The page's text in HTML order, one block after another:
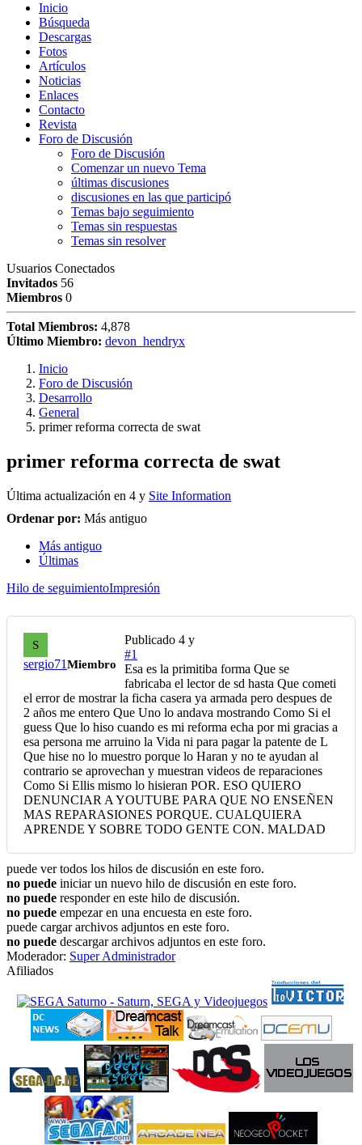
Inicio
Búsqueda
Descargas
Fotos
Artículos
Noticias
Enlaces
Contacto
Revista
Foro de Discusión
Foro de Discusión
Comenzar un nuevo Tema
últimas discusiones
discusiones en las que participó
Temas bajo seguimiento
Temas sin respuestas
Temas sin resolver
Usuarios Conectados
Invitados 56
Miembros 0
Total Miembros: 4,878
Último Miembro: devon_hendryx
Inicio
Foro de Discusión
Desarrollo
General
primer reforma correcta de swat
primer reforma correcta de swat
Última actualización en 4 y Site Information
Ordenar por: Más antiguo
Más antiguo
Últimas
Hilo de seguimientoImpresión
S
sergio71Miembro
Publicado 4 y
#1
Esa es la primitiba forma Que se
fabricaba el lector de sd hasta Que cometi
el error de mostrar la ficha casera ya armada pero despues de
2 años me entero Que Uno lo andava mostrando Como Si el
guess Que lo hiso cuando es mi reforma echa por mi gracias a
esa persona me arruino la Vida ni para pagar la patente de L
Que hise no lo muestro porque lo Haran y no te ayudan al
contrario se aprovechan y muestran videos de reparaciones
Como Si Ellis mismo lo hisieran POR. ESO QUIERO
DENUNCIAR A YOUTUBE PARA QUE NO ENSEÑEN
MAS REPARASIONES PORQUE. CUALQUIERA
APRENDE Y SOBRE TODO GENTE CON. MALDAD
puede ver todos los hilos de discusión en este foro.
no puede iniciar un nuevo hilo de discusión en este foro.
no puede responder en este hilo de discusión.
no puede empezar en una encuesta en este foro.
puede cargar archivos adjuntos en este foro.
no puede descargar archivos adjuntos en este foro.
Moderador: Super Administrador
Afiliados